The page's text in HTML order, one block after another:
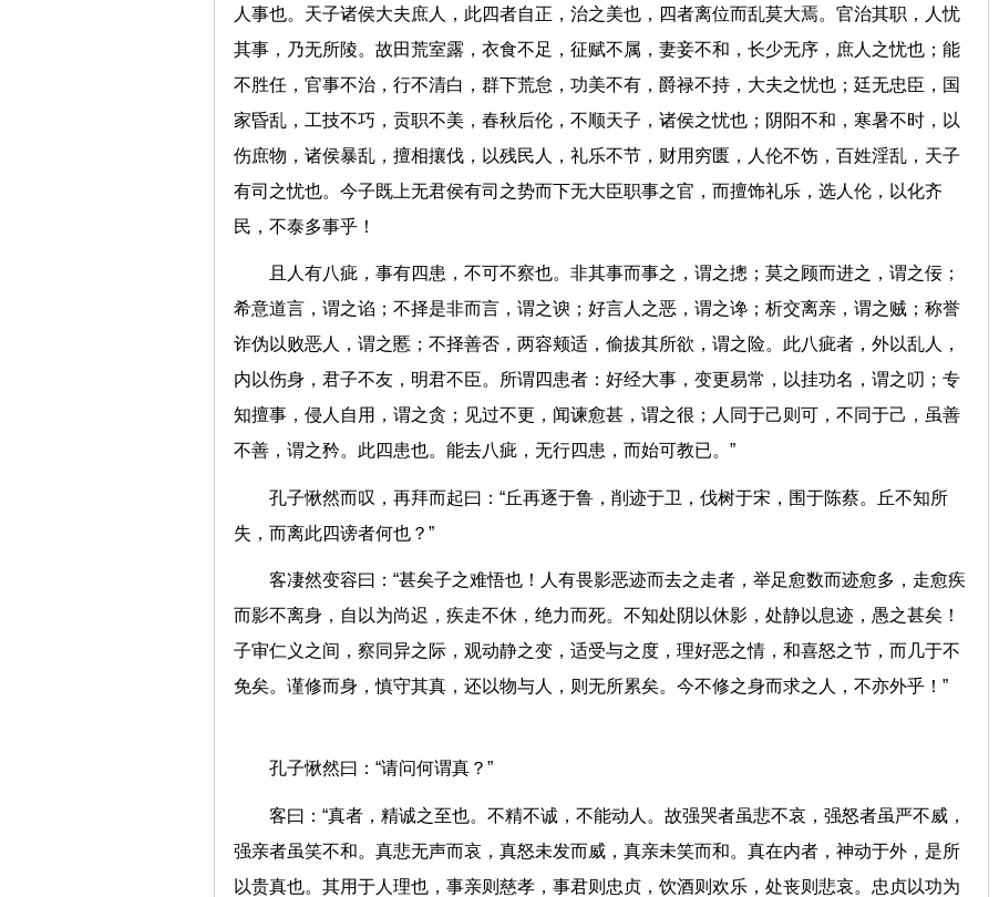
人事也。天子诸侯大夫庶人，此四者自正，治之美也，四者离位而乱莫大焉。官治其职，人忧
其事，乃无所陵。故田荒室露，衣食不足，征赋不属，妻妾不和，长少无序，庶人之忧也；能
不胜任，官事不治，行不清白，群下荒怠，功美不有，爵禄不持，大夫之忧也；廷无忠臣，国
家昏乱，工技不巧，贡职不美，春秋后伦，不顺天子，诸侯之忧也；阴阳不和，寒暑不时，以
伤庶物，诸侯暴乱，擅相攘伐，以残民人，礼乐不节，财用穷匮，人伦不饬，百姓淫乱，天子
有司之忧也。今子既上无君侯有司之势而下无大臣职事之官，而擅饰礼乐，选人伦，以化齐
民，不泰多事乎！
且人有八疵，事有四患，不可不察也。非其事而事之，谓之摠；莫之顾而进之，谓之佞；
希意道言，谓之谄；不择是非而言，谓之谀；好言人之恶，谓之谗；析交离亲，谓之贼；称誉
诈伪以败恶人，谓之慝；不择善否，两容颊适，偷拔其所欲，谓之险。此八疵者，外以乱人，
内以伤身，君子不友，明君不臣。所谓四患者：好经大事，变更易常，以挂功名，谓之叨；专
知擅事，侵人自用，谓之贪；见过不更，闻谏愈甚，谓之很；人同于己则可，不同于己，虽善
不善，谓之矜。此四患也。能去八疵，无行四患，而始可教已。”
孔子愀然而叹，再拜而起曰：“丘再逐于鲁，削迹于卫，伐树于宋，围于陈蔡。丘不知所
失，而离此四谤者何也？”
客凄然变容曰：“甚矣子之难悟也！人有畏影恶迹而去之走者，举足愈数而迹愈多，走愈疾
而影不离身，自以为尚迟，疾走不休，绝力而死。不知处阴以休影，处静以息迹，愚之甚矣！
子审仁义之间，察同异之际，观动静之变，适受与之度，理好恶之情，和喜怒之节，而几于不
免矣。谨修而身，慎守其真，还以物与人，则无所累矣。今不修之身而求之人，不亦外乎！”
孔子愀然曰：“请问何谓真？”
客曰：“真者，精诚之至也。不精不诚，不能动人。故强哭者虽悲不哀，强怒者虽严不威，
强亲者虽笑不和。真悲无声而哀，真怒未发而威，真亲未笑而和。真在内者，神动于外，是所
以贵真也。其用于人理也，事亲则慈孝，事君则忠贞，饮酒则欢乐，处丧则悲哀。忠贞以功为